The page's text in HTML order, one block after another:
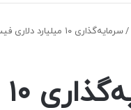
/سرمایه‌گذاری ۱۰ میلیارد دلاری فیسبوک برای تحقق متاورس و نسل بعدی اینترنت